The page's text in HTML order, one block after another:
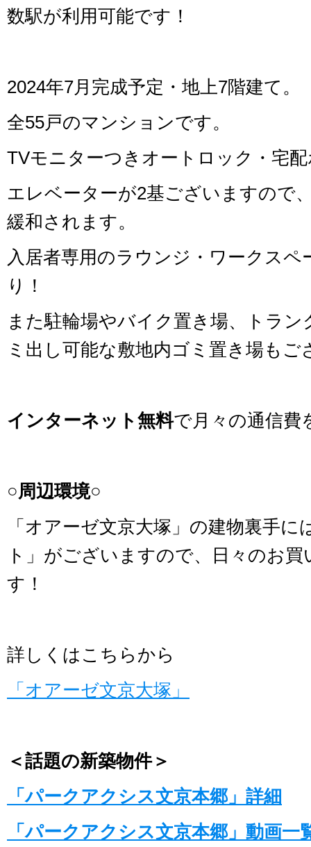
数駅が利用可能です！
2024年7月完成予定・地上7階建て。
全55戸のマンションです。
TVモニターつきオートロック・宅
エレベーターが2基ございますので
緩和されます。
入居者専用のラウンジ・ワークスペ
り！
また駐輪場やバイク置き場、トラン
ミ出し可能な敷地内ゴミ置き場もご
インターネット無料で月々の通信費
○周辺環境○
「オアーゼ文京大塚」の建物裏手
ト」がございますので、日々のお
す！
詳しくはこちらから
「オアーゼ文京大塚」
＜話題の新築物件＞
「パークアクシス文京本郷」詳細
「パークアクシス文京本郷」動画一